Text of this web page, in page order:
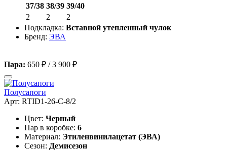
37/38 38/39 39/40
2
2
2
Подкладка: Вставной утепленный чулок
Бренд: ЭВА
Пара: 650 ₽ /3 900 ₽
Полусапоги
Арт: RTID1-26-C-8/2
Цвет: Черный
Пар в коробке: 6
Материал: Этиленвинилацетат (ЭВА)
Сезон: Демисезон